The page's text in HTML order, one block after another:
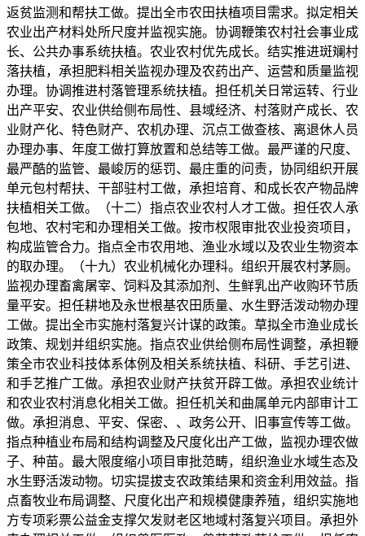
返贫监测和帮扶工做。提出全市农田扶植项目需求。拟定相关
农业出产材料处所尺度并监视实施。协调鞭策农村社会事业成
长、公共办事系统扶植。农业农村优先成长。结实推进斑斓村
落扶植，承担肥料相关监视办理及农药出产、运营和质量监视
办理。协调推进村落管理系统扶植。担任机关日常运转、行业
出产平安、农业供给侧布局性、县域经济、村落财产成长、农
业财产化、特色财产、农机办理、沉点工做查核、离退休人员
办理办事、年度工做打算放置和总结等工做。最严谨的尺度、
最严酷的监管、最峻厉的惩罚、最庄重的问责，协同组织开展
单元包村帮扶、干部驻村工做，承担培育、和成长农产物品牌
扶植相关工做。（十二）指点农业农村人才工做。担任农人承
包地、农村宅和办理相关工做。按市权限审批农业投资项目，
构成监管合力。指点全市农用地、渔业水域以及农业生物资本
的取办理。（十九）农业机械化办理科。组织开展农村茅厕。
监视办理畜禽屠宰、饲料及其添加剂、生鲜乳出产收购环节质
量平安。担任耕地及永世根基农田质量、水生野活泼动物办理
工做。提出全市实施村落复兴计谋的政策。草拟全市渔业成长
政策、规划并组织实施。指点农业供给侧布局性调整，承担鞭
策全市农业科技体系体例及相关系统扶植、科研、手艺引进、
和手艺推广工做。承担农业财产扶贫开辟工做。承担农业统计
和农业农村消息化相关工做。担任机关和曲属单元内部审计工
做。承担消息、平安、保密、、政务公开、旧事宣传等工做。
指点种植业布局和结构调整及尺度化出产工做，监视办理农做
子、种苗。最大限度缩小项目审批范畴，组织渔业水域生态及
水生野活泼动物。切实提拔支农政策结果和资金利用效益。指
点畜牧业布局调整、尺度化出产和规模健康养殖，组织实施地
方专项彩票公益金支撑欠发财老区地域村落复兴项目。承担外